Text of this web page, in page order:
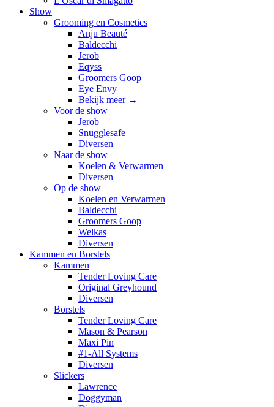
Show
Grooming en Cosmetics
Anju Beauté
Baldecchi
Jerob
Eqyss
Groomers Goop
Eye Envy
Bekijk meer →
Voor de show
Jerob
Snugglesafe
Diversen
Naar de show
Koelen & Verwarmen
Diversen
Op de show
Koelen en Verwarmen
Baldecchi
Groomers Goop
Welkas
Diversen
Kammen en Borstels
Kammen
Tender Loving Care
Original Greyhound
Diversen
Borstels
Tender Loving Care
Mason & Pearson
Maxi Pin
#1-All Systems
Diversen
Slickers
Lawrence
Doggyman